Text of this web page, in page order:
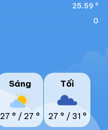
25.59 °
0
Sáng
27 ° / 27 °
Tối
27 ° / 31 °